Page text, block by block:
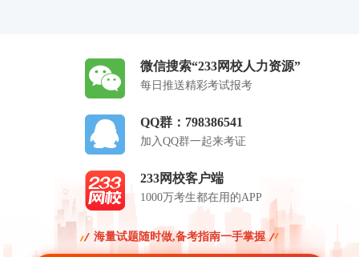
微信搜索“233网校人力资源”
每日推送精彩考试报考
QQ群：798386541
加入QQ群一起来考证
233网校客户端
1000万考生都在用的APP
海量试题随时做,备考指南一手掌握